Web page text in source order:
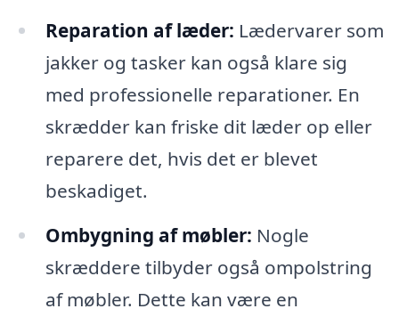
Reparation af læder: Lædervarer som
jakker og tasker kan også klare sig
med professionelle reparationer. En
skrædder kan friske dit læder op eller
reparere det, hvis det er blevet
beskadiget.
Ombygning af møbler: Nogle
skræddere tilbyder også ompolstring
af møbler. Dette kan være en